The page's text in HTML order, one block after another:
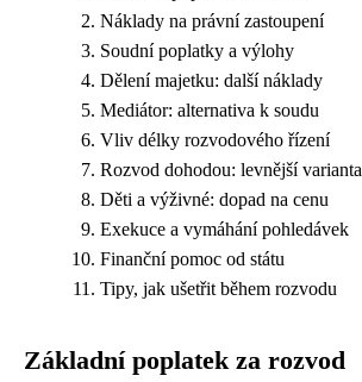
Náklady na právní zastoupení
Soudní poplatky a výlohy
Dělení majetku: další náklady
Mediátor: alternativa k soudu
Vliv délky rozvodového řízení
Rozvod dohodou: levnější varianta
Děti a výživné: dopad na cenu
Exekuce a vymáhání pohledávek
Finanční pomoc od státu
Tipy, jak ušetřit během rozvodu
Základní poplatek za rozvod